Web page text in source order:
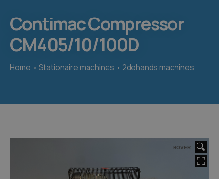
Contimac Compressor
CM405/10/100D
Home Stationaire machines 2dehands machines
HOVER